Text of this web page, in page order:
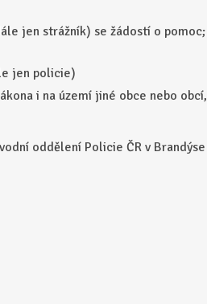
jen strážník) se žádostí o pomoc;
jen policie)
i na území jiné obce nebo obcí,
oddělení Policie ČR v Brandýse